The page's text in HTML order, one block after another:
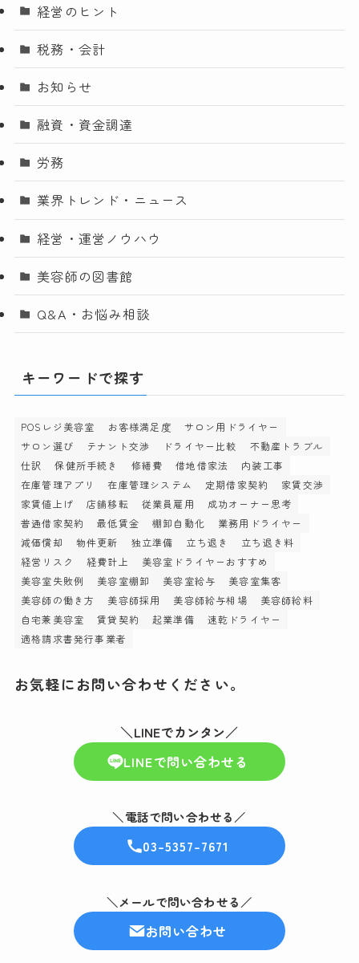
経営のヒント
税務・会計
お知らせ
融資・資金調達
労務
業界トレンド・ニュース
経営・運営ノウハウ
美容師の図書館
Q&A・お悩み相談
キーワードで探す
POSレジ美容室 お客様満足度
サロン用ドライヤー
サロン選び
テナント交渉 ドライヤー比較
不動産トラブル
仕訳
保健所手続き 修繕費 借地借家法
内装工事
在庫管理アプリ
在庫管理システム 定期借家契約
家賃交渉
家賃値上げ
店舗移転 従業員雇用
成功オーナー思考
普通借家契約
最低賃金 棚卸自動化
業務用ドライヤー
減価償却
物件更新 独立準備 立ち退き
立ち退き料
経営リスク
経費計上
美容室ドライヤーおすすめ
美容室失敗例
美容室棚卸 美容室給与
美容室集客
美容師の働き方
美容師採用 美容師給与相場
美容師給料
自宅兼美容室
賃貸契約 起業準備
速乾ドライヤー
適格請求書発行事業者
お気軽にお問い合わせください。
＼LINEでカンタン／
LINEで問い合わせる
＼電話で問い合わせる／
03-5357-7671
＼メールで問い合わせる／
お問い合わせ